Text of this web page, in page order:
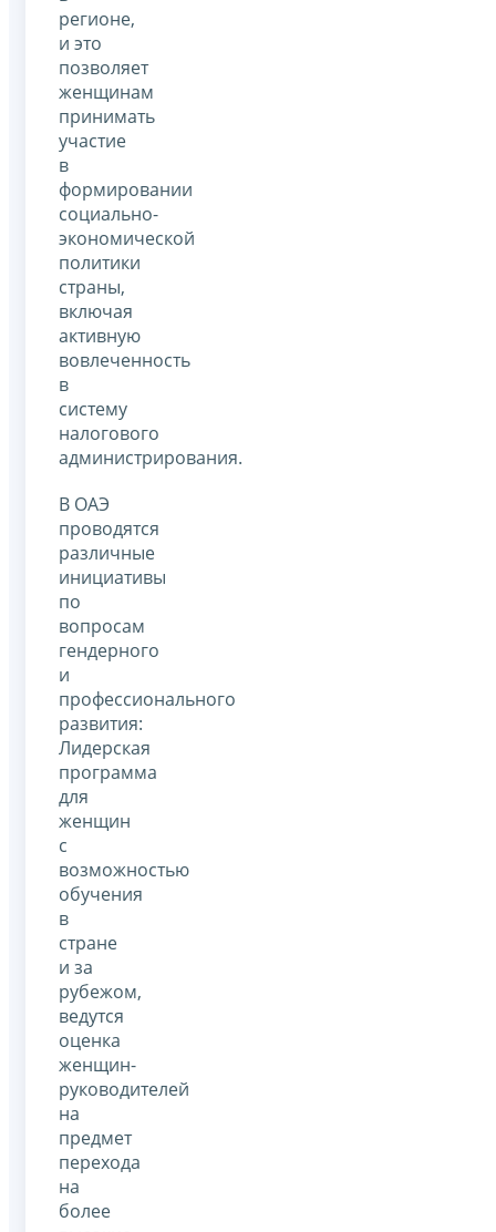
регионе,
и это
позволяет
женщинам
принимать
участие
в
формировании
социально-
экономической
политики
страны,
включая
активную
вовлеченность
в
систему
налогового
администрирования.
В ОАЭ
проводятся
различные
инициативы
по
вопросам
гендерного
и
профессионального
развития:
Лидерская
программа
для
женщин
с
возможностью
обучения
в
стране
и за
рубежом,
ведутся
оценка
женщин-
руководителей
на
предмет
перехода
на
более